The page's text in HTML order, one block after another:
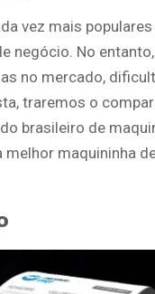
vez mais
negócio. No
no mercado,
traremos o
brasileiro de
melhor maquininha